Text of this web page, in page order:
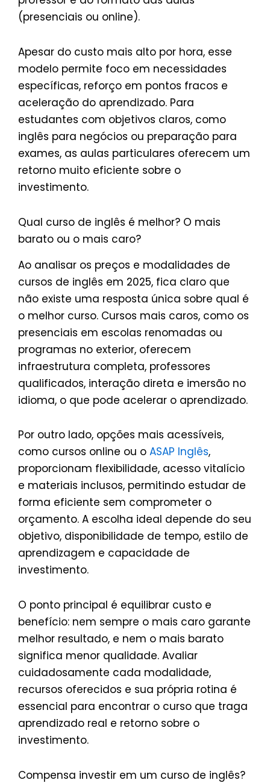
(presenciais ou online).
Apesar do custo mais alto por hora, esse
modelo permite foco em necessidades
específicas, reforço em pontos fracos e
aceleração do aprendizado. Para
estudantes com objetivos claros, como
inglês para negócios ou preparação para
exames, as aulas particulares oferecem um
retorno muito eficiente sobre o
investimento.
Qual curso de inglês é melhor? O mais
barato ou o mais caro?
Ao analisar os preços e modalidades de
cursos de inglês em 2025, fica claro que
não existe uma resposta única sobre qual é
o melhor curso. Cursos mais caros, como os
presenciais em escolas renomadas ou
programas no exterior, oferecem
infraestrutura completa, professores
qualificados, interação direta e imersão no
idioma, o que pode acelerar o aprendizado.
Por outro lado, opções mais acessíveis,
como cursos online ou o ASAP Inglês,
proporcionam flexibilidade, acesso vitalício
e materiais inclusos, permitindo estudar de
forma eficiente sem comprometer o
orçamento. A escolha ideal depende do seu
objetivo, disponibilidade de tempo, estilo de
aprendizagem e capacidade de
investimento.
O ponto principal é equilibrar custo e
benefício: nem sempre o mais caro garante
melhor resultado, e nem o mais barato
significa menor qualidade. Avaliar
cuidadosamente cada modalidade,
recursos oferecidos e sua própria rotina é
essencial para encontrar o curso que traga
aprendizado real e retorno sobre o
investimento.
Compensa investir em um curso de inglês?